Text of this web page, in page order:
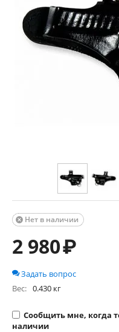
Нет в наличии

2 980₽
Задать вопрос
Вес: 0.430 кг
Сообщить мне, когда
наличии